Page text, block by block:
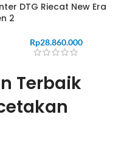
DTG Riecat New Era
2
Rp28.860.000
Terbaik